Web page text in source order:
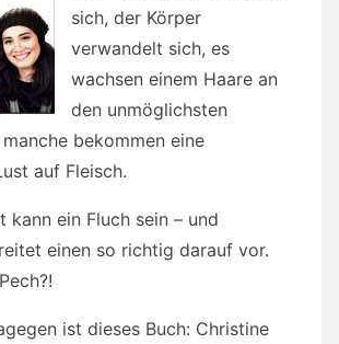
sich, der Körper
verwandelt sich, es
wachsen einem Haare an
den unmöglichsten
bekommen eine
auf Fleisch.
kann ein Fluch sein – und
einen so richtig darauf vor.
ist dieses Buch: Christine